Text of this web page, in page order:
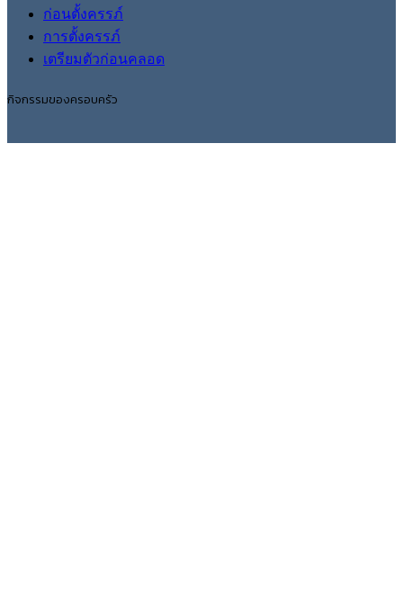
ก่อนตั้งครรภ์
การตั้งครรภ์
เตรียมตัวก่อนคลอด
กิจกรรมของครอบครัว